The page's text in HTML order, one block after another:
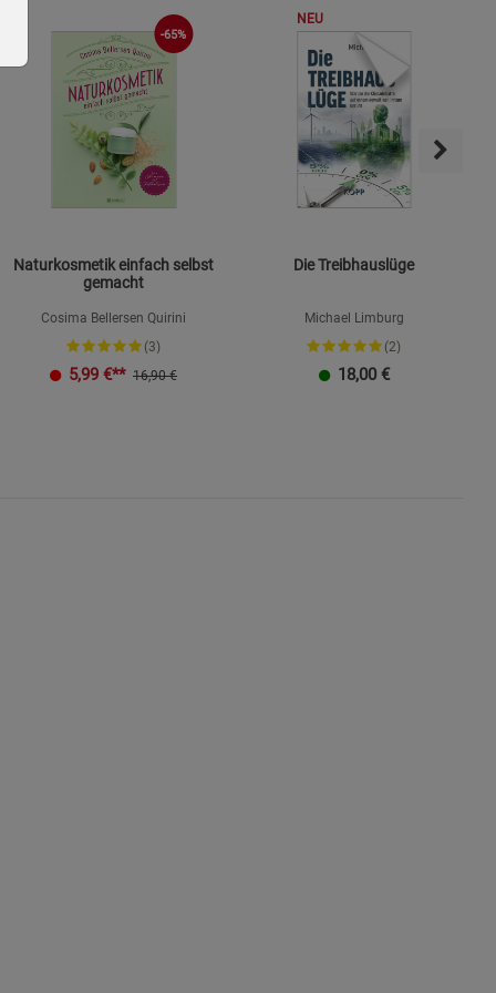
-65%
Naturkosmetik einfach selbst
gemacht
Cosima Bellersen Quirini
(3)
5,99 €** 16,90 €
NEU
Die Treibhauslüge
Michael Limburg
(2)
18,00 €